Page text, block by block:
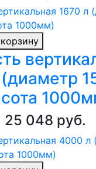
(диаметр
25 048 руб.